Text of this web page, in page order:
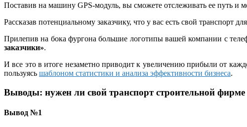
Поставив на машину GPS-модуль, вы сможете отслеживать ее путь и
Рассказав потенциальному заказчику, что у вас есть свой транспорт
Прилепив на бока фургона большие логотипы вашей компании с
заказчики».
И все это в итоге незаметно приводит к увеличению прибыли от
пользуясь шаблоном статистики и анализа эффективности бизнеса.
Выводы: нужен ли свой транспорт строительной фирме
Вывод №1